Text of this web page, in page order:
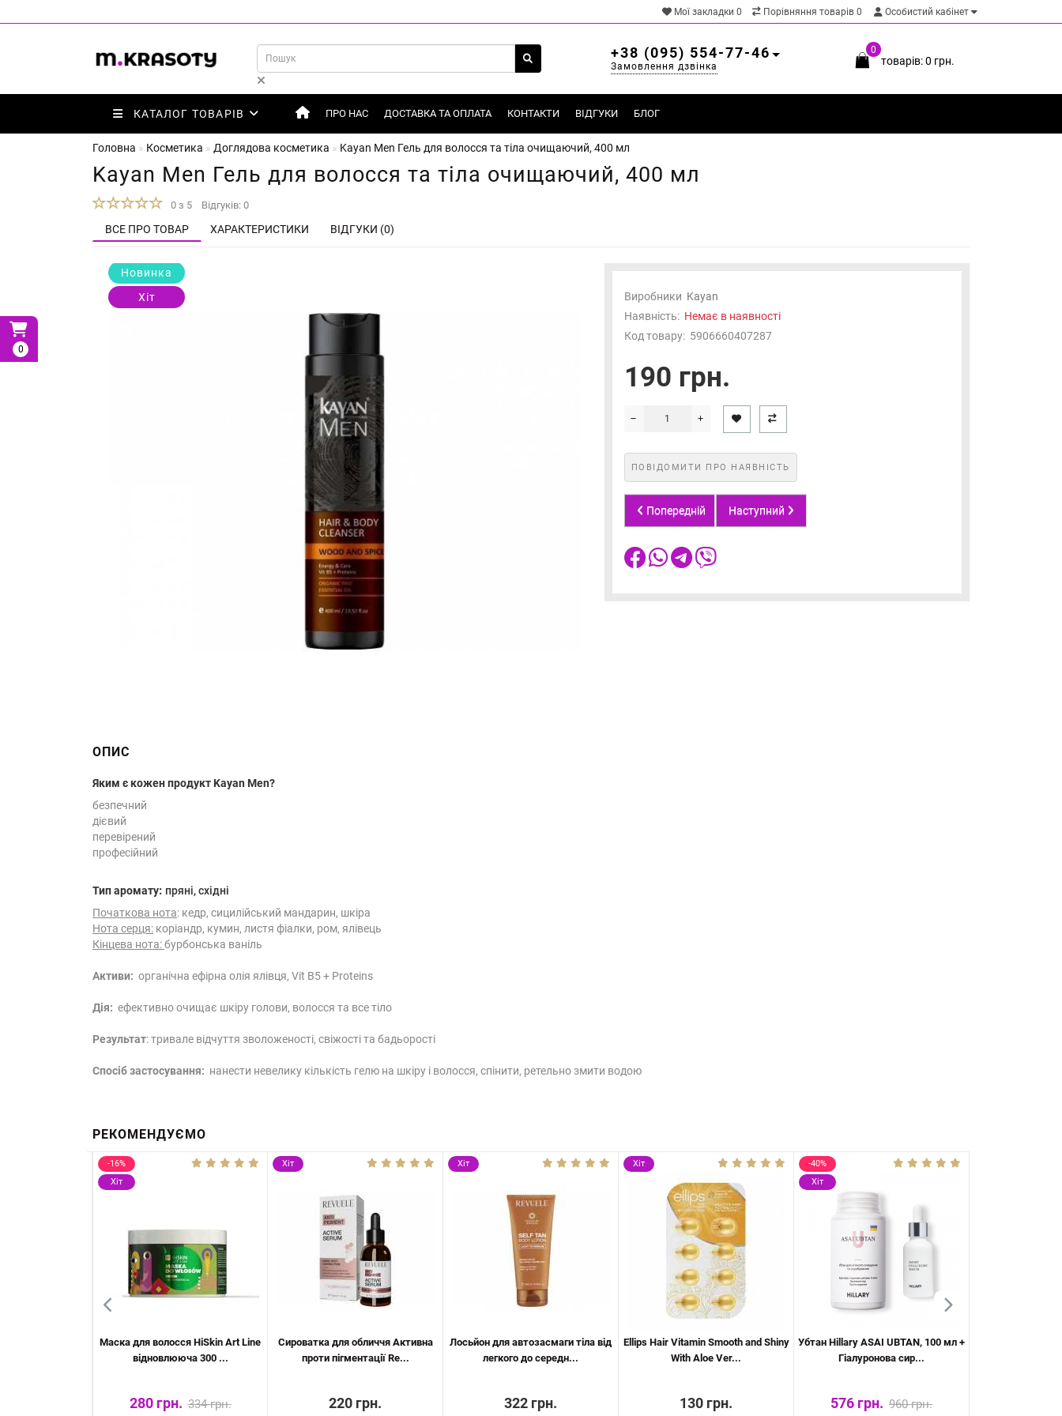
0
Мої закладки 0 Порівняння товарів 0 Особистий кабінет
0
товарів: 0 грн.
+38 (095) 554-77-46
Замовлення дзвінка
КАТАЛОГ ТОВАРІВ ПРО НАС ДОСТАВКА ТА ОПЛАТА КОНТАКТИ ВІДГУКИ БЛОГ
Головна Косметика Доглядова косметика Kayan Men Гель для волосся та тіла очищаючий, 400 мл
Kayan Men Гель для волосся та тіла очищаючий, 400 мл
0 з 5 Відгуків: 0
ВСЕ ПРО ТОВАР ХАРАКТЕРИСТИКИ ВІДГУКИ (0)
Новинка
Хіт
Виробники Kayan
Наявність: Немає в наявності
Код товару: 5906660407287
190 грн.
ПОВІДОМИТИ ПРО НАЯВНІСТЬ
Попередній Наступний
ОПИС
Яким є кожен продукт Kayan Men?
безпечний
дієвий
перевірений
професійний
Тип аромату: пряні, східні
Початкова нота: кедр, сицилійський мандарин, шкіра
Нота серця: коріандр, кумин, листя фіалки, ром, ялівець
Кінцева нота:бурбонська ваніль
Активи: органічна ефірна олія ялівця, Vit B5 + Proteins
Дія: ефективно очищає шкіру голови, волосся та все тіло
Результат: тривале відчуття зволоженості, свіжості та бадьорості
Спосіб застосування: нанести невелику кількість гелю на шкіру і волосся, спінити, ретельно змити водою
РЕКОМЕНДУЄМО
-16%
Хіт
Маска для волосся HiSkin Art Line
відновлююча 300 ...
280 грн. 334 грн.
Хіт
Сироватка для обличчя Активна
проти пігментації Re...
220 грн.
Хіт
Лосьйон для автозасмаги тіла від
легкого до середн...
322 грн.
Хіт
Ellips Hair Vitamin Smooth and Shiny
With Aloe Ver...
130 грн.
-40%
Хіт
Убтан Hillary ASAI UBTAN, 100 мл +
Гіалуронова сир...
576 грн. 960 грн.